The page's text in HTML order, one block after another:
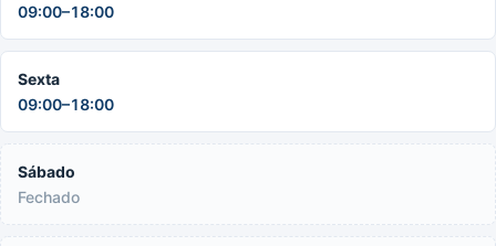
09:00–18:00
Sexta
09:00–18:00
Sábado
Fechado